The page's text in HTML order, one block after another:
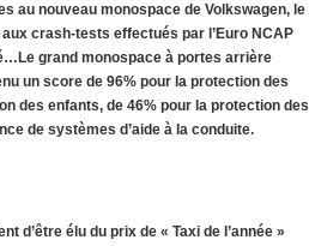
au nouveau monospace de Volkswagen, le
crash-tests effectués par l’Euro NCAP
grand monospace à portes arrière
un score de 96% pour la protection des
des enfants, de 46% pour la protection des
de systèmes d’aide à la conduite.
d’être élu du prix de « Taxi de l’année »